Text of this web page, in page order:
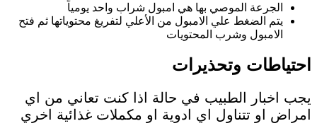
الجرعة الموصي بها هي امبول شراب واحد يومياً
يتم الضغط علي الامبول من الأعلي لتفريغ محتوياتها ثم فتح
الامبول وشرب المحتويات
احتياطات وتحذيرات
يجب اخبار الطبيب في حالة اذا كنت تعاني من اي
امراض او تتناول اي ادوية او مكملات غذائية اخري